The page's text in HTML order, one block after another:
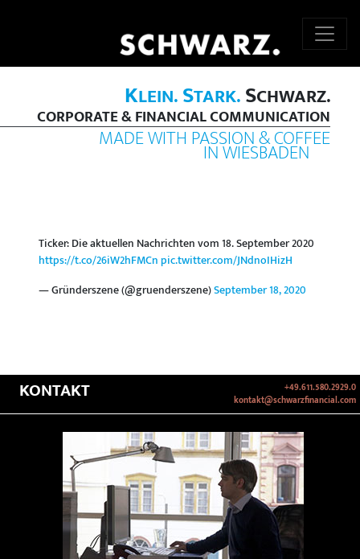
KLEIN.STARK.SCHWARZ.
CORPORATE & FINANCIAL COMMUNICATION
MADE WITH PASSION & COFFEE
IN WIESBADEN
Ticker: Die aktuellen Nachrichten vom 18. September 2020
https://t.co/26iW2hFMCnpic.twitter.com/JNdnoIHizH
— Gründerszene (@gruenderszene)September 18, 2020
KONTAKT
+49.611.580.2929.0
kontakt@schwarzfinancial.com